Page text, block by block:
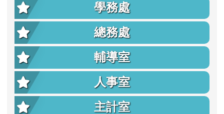
學務處
總務處
輔導室
人事室
主計室